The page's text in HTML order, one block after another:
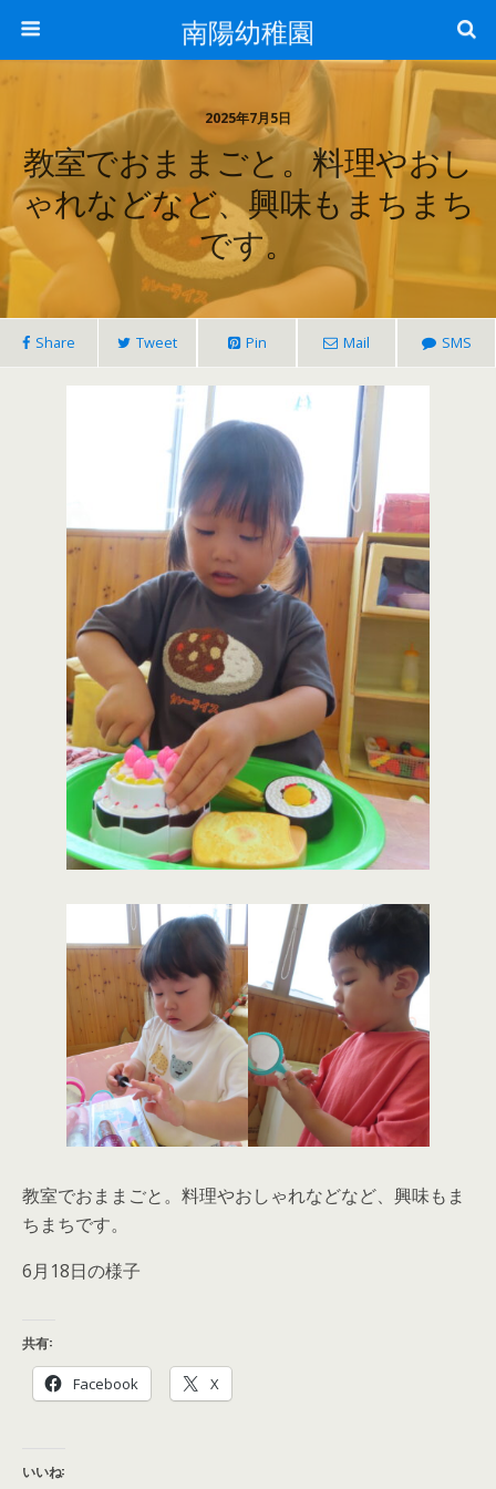
南陽幼稚園
2025年7月5日
教室でおままごと。料理やおし
ゃれなどなど、興味もまちまち
です。
Share Tweet Pin Mail SMS
教室でおままごと。料理やおしゃれなどなど、興味もま
ちまちです。
6月18日の様子
共有:
Facebook X
いいね: